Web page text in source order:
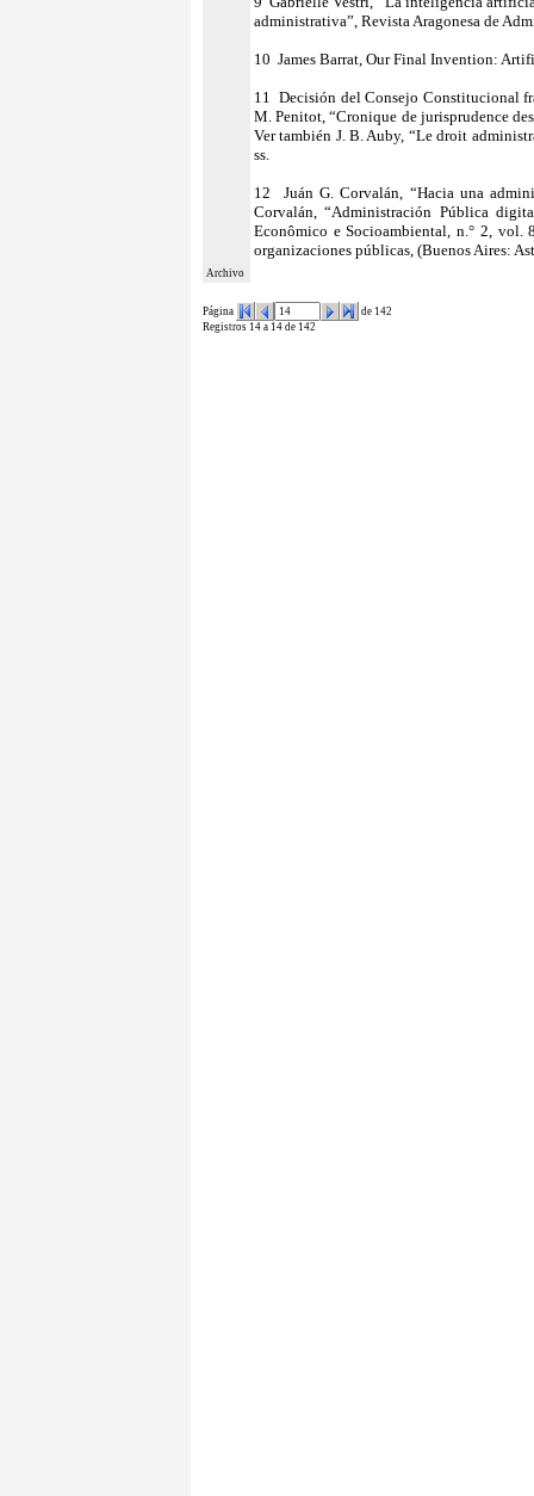
administrativa”, Revista Aragonesa de
10 James Barrat, Our Final Invention:
11 Decisión del Consejo Constitucional
M. Penitot, “Cronique de jurisprudence
Ver también J. B. Auby, “Le droit
ss.
12 Juán G. Corvalán, “Hacia una
Corvalán, “Administración Pública
Econômico e Socioambiental, n.° 2, vol.
organizaciones públicas, (Buenos Aires:
Archivo
Página
de 142
Registros 14 a 14 de 142